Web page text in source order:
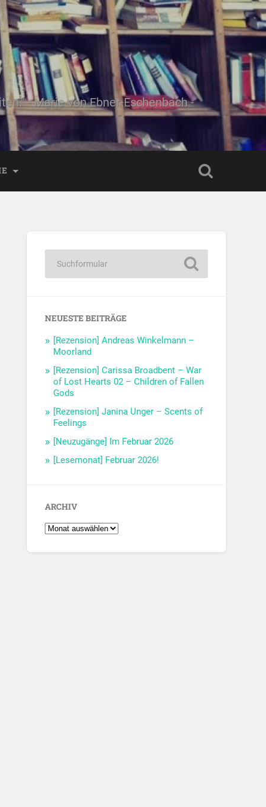
- Marie von Ebner-Eschenbach -
NEUESTE BEITRÄGE
[Rezension] Andreas Winkelmann –
Moorland
[Rezension] Carissa Broadbent – War
of Lost Hearts 02 – Children of Fallen
Gods
[Rezension] Janina Unger – Scents of
Feelings
[Neuzugänge] Im Februar 2026
[Lesemonat] Februar 2026!
ARCHIV